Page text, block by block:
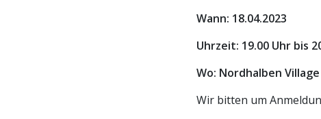
Wann: 18.04.2023
Uhrzeit: 19.00 Uhr bis
Wo: Nordhalben Village
Wir bitten um